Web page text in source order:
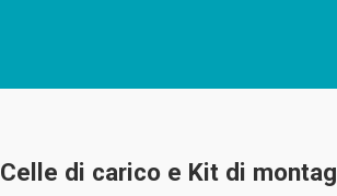
Celle di carico e Kit di